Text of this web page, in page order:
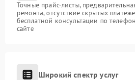
Точные прайс-листы,
ремонта, отсутствие скрытых
бесплатной консультации по
сайте
Широкий спектр услуг